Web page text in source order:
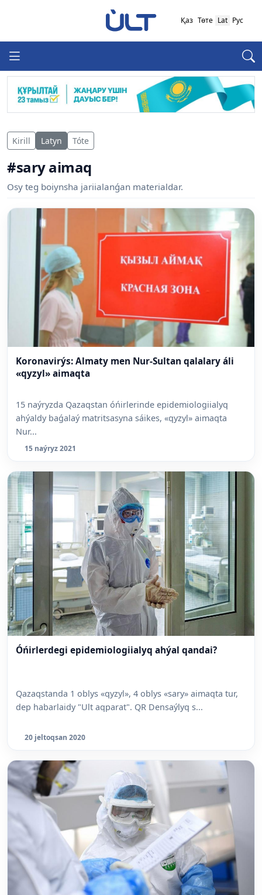
Қаз Төте Lat Рус
Kirill Latyn Tóte
#sary aimaq
Osy teg boiynsha jariialanǵan materialdar.
Koronavirýs: Almaty men Nur-Sultan qalalary áli
«qyzyl» aimaqta
15 naýryzda Qazaqstan óńirlerinde epidemiologiialyq
ahýaldy baǵalaý matritsasyna sáikes, «qyzyl» aimaqta
Nur...
15 naýryz 2021
Óńirlerdegi epidemiologiialyq ahýal qandai?
Qazaqstanda 1 oblys «qyzyl», 4 oblys «sary» aimaqta tur,
dep habarlaidy "Ult aqparat". QR Densaýlyq s...
20 jeltoqsan 2020